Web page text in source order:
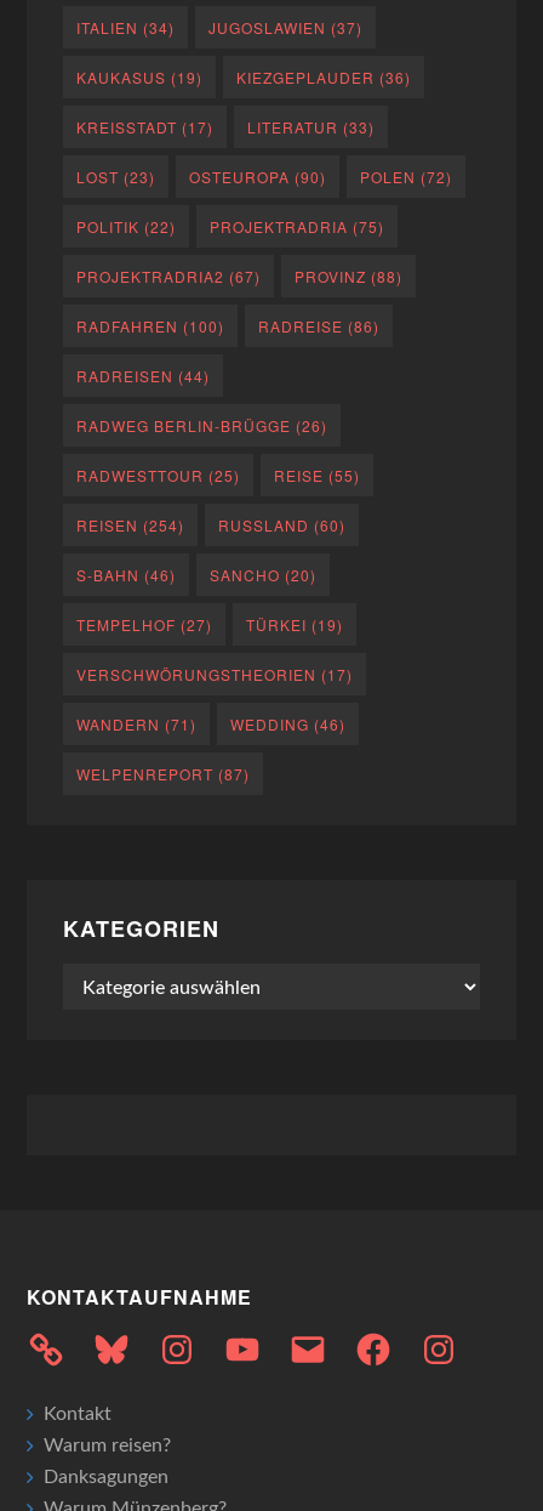
ITALIEN (34) JUGOSLAWIEN (37)
KAUKASUS (19) KIEZGEPLAUDER (36)
KREISSTADT (17) LITERATUR (33)
LOST (23) OSTEUROPA (90) POLEN (72)
POLITIK (22) PROJEKTRADRIA (75)
PROJEKTRADRIA2 (67) PROVINZ (88)
RADFAHREN (100) RADREISE (86)
RADREISEN (44)
RADWEG BERLIN-BRÜGGE (26)
RADWESTTOUR (25) REISE (55)
REISEN (254) RUSSLAND (60)
S-BAHN (46) SANCHO (20)
TEMPELHOF (27) TÜRKEI (19)
VERSCHWÖRUNGSTHEORIEN (17)
WANDERN (71) WEDDING (46)
WELPENREPORT (87)
KATEGORIEN
Kategorien
KONTAKTAUFNAHME
Bluesky InstagramYouTubeE-
Mail
FacebookInstagram
Kontakt
Warum reisen?
Danksagungen